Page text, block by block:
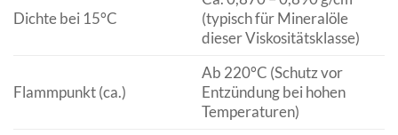
Dichte bei 15°C
(typisch für Mineralöle
dieser Viskositätsklasse)
Flammpunkt (ca.)
Ab 220°C (Schutz vor
Entzündung bei hohen
Temperaturen)